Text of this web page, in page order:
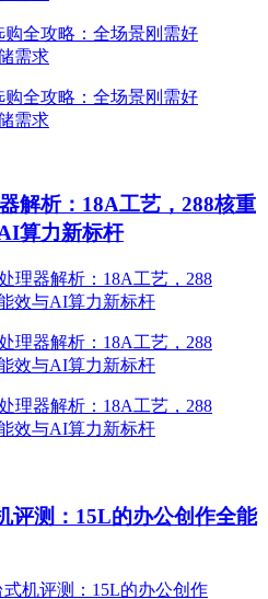
解析：18A工艺，288核重
算力新标杆
评测：15L的办公创作全能